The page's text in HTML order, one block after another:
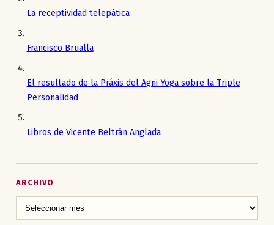
La receptividad telepática
Francisco Brualla
El resultado de la Práxis del Agni Yoga sobre la Triple
Personalidad
Libros de Vicente Beltrán Anglada
ARCHIVO